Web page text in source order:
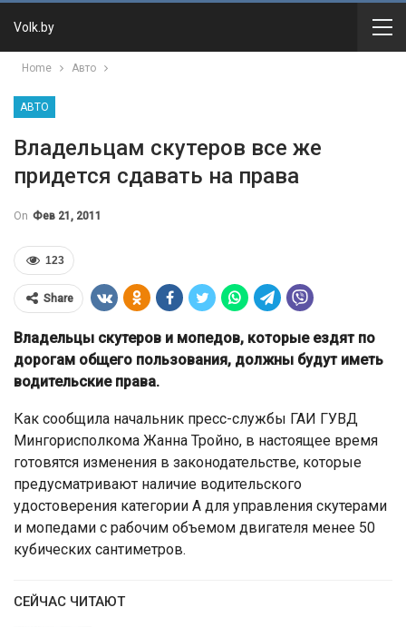
Volk.by
Home Авто
АВТО
Владельцам скутеров все же
придется сдавать на права
On Фев 21, 2011
123
Share
Владельцы скутеров и мопедов, которые ездят по
дорогам общего пользования, должны будут иметь
водительские права.
Как сообщила начальник пресс-службы ГАИ ГУВД
Мингорисполкома Жанна Тройно, в настоящее время
готовятся изменения в законодательстве, которые
предусматривают наличие водительского
удостоверения категории А для управления скутерами
и мопедами с рабочим объемом двигателя менее 50
кубических сантиметров.
СЕЙЧАС ЧИТАЮТ